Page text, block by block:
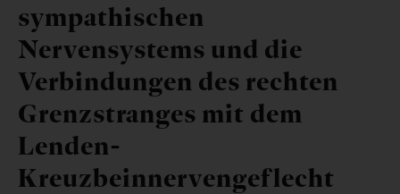
sympathischen
Nervensystems und die
Verbindungen des rechten
Grenzstranges mit dem
Lenden-
Kreuzbeinnervengeflecht